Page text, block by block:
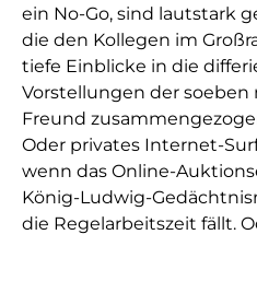
ein No-Go, sind lautstark
die den Kollegen im
tiefe Einblicke in die
Vorstellungen der
Freund
Oder privates Internet-
wenn das Online-
König-Ludwig-
die Regelarbeitszeit fällt.